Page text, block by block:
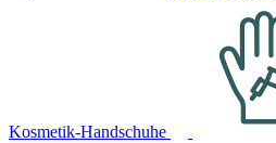
Kosmetik-Handschuhe